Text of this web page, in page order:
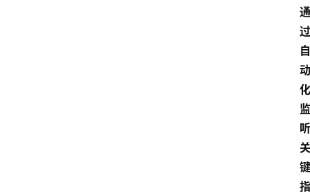
通
过
自
动
化
监
听
关
键
指